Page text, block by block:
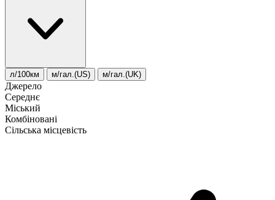
л/100км м/гал.(US) м/гал.(UK)
Джерело
Середнє
Міський
Комбіновані
Сільська місцевість